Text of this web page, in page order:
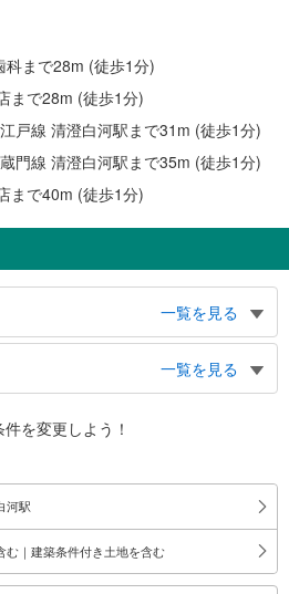
科まで28m (徒歩1分)
まで28m (徒歩1分)
戸線 清澄白河駅まで31m (徒歩1分)
門線 清澄白河駅まで35m (徒歩1分)
まで40m (徒歩1分)
一覧を見る
芭蕉記念館、萬年橋、清澄１−３丁目、常盤
庭園、仙台堀川、東京都現代美術館、藤和
学校・中学校、平野児童館、深川江戸資料
深川老人福祉センター、霊厳寺、清澄１
−３丁目
一覧を見る
件を変更しよう！
河駅
む｜建築条件付き土地を含む